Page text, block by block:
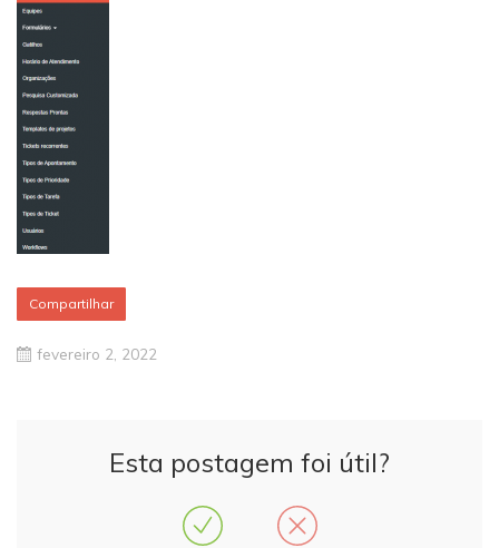
Compartilhar
fevereiro 2, 2022
Esta postagem foi útil?